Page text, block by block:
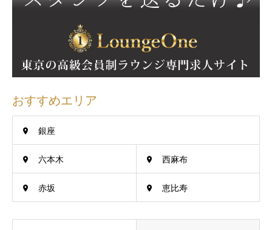
おすすめエリア
銀座
六本木 西麻布
赤坂 恵比寿